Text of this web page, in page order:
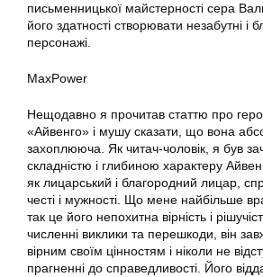
письменницької майстерності сера
його здатності створювати незабутні і
персонажі.
MaxPower
Нещодавно я прочитав статтю про
«Айвенго» і мушу сказати, що вона
захоплююча. Як читач-чоловік, я був
складністю і глибиною характеру
як лицарський і благородний лицар,
честі і мужності. Що мене найбільше
так це його непохитна вірність і
численні виклики та перешкоди, він
вірним своїм цінностям і ніколи не
прагненні до справедливості. Його